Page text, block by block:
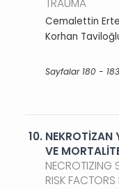
TRAUMA
Cemalettin
Korhan
Sayfalar 180 - 183
10. NEKROTİZAN
VE
NECROTIZING
RISK